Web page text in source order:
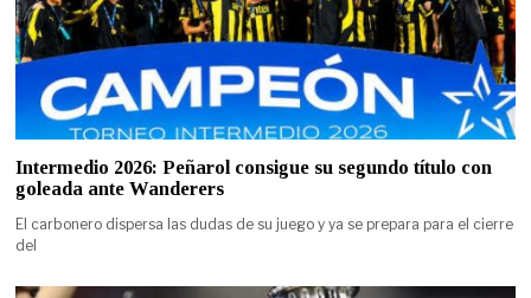
Intermedio 2026: Peñarol consigue su segundo título con
goleada ante Wanderers
El carbonero dispersa las dudas de su juego y ya se prepara para el cierre
del